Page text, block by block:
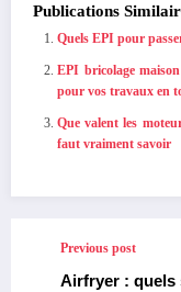
Publications
Quels EPI pour
EPI bricolage
pour vos travaux en
Que valent les
faut vraiment savoir
Previous post
Airfryer : quels